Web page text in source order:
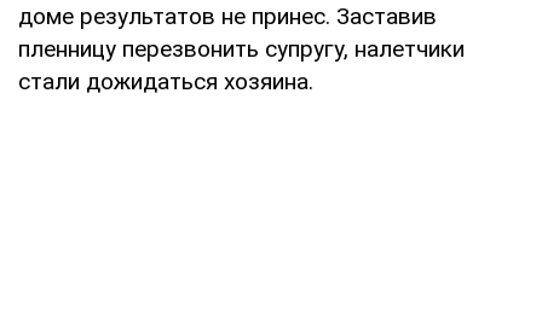
доме результатов не принес. Заставив
пленницу перезвонить супругу, налетчики
стали дожидаться хозяина.